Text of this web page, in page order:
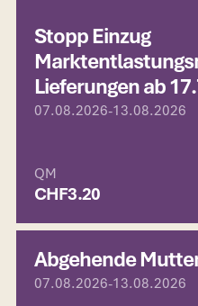
Stopp Einzug
Lieferungen ab
07.08.2026-13.08.2026
QM
CHF3.20
Abgehende
07.08.2026-13.08.2026